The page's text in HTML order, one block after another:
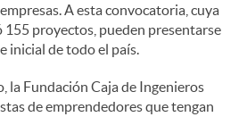
A esta convocatoria, cuya
proyectos, pueden presentarse
inicial de todo el país.
la Fundación Caja de Ingenieros
de emprendedores que tengan